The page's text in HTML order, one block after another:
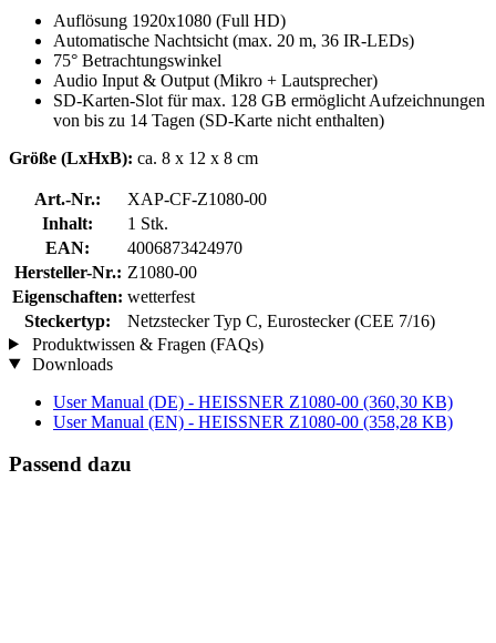
Auflösung 1920x1080 (Full HD)
Automatische Nachtsicht (max. 20 m, 36 IR-LEDs)
75° Betrachtungswinkel
Audio Input & Output (Mikro + Lautsprecher)
SD-Karten-Slot für max. 128 GB ermöglicht Aufzeichnungen
von bis zu 14 Tagen (SD-Karte nicht enthalten)
Größe (LxHxB): ca. 8 x 12 x 8 cm
Art.-Nr.:
XAP-CF-Z1080-00
Inhalt:
1 Stk.
EAN:
4006873424970
Hersteller-Nr.: Z1080-00
Eigenschaften: wetterfest
Steckertyp:
Netzstecker Typ C, Eurostecker (CEE 7/16)
Produktwissen & Fragen (FAQs)
Downloads
User Manual (DE) - HEISSNER Z1080-00 (360,30 KB)
User Manual (EN) - HEISSNER Z1080-00 (358,28 KB)
Passend dazu